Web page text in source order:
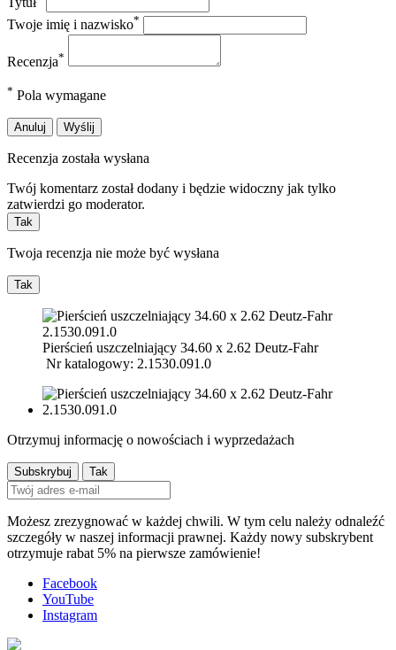
Twoje imię i nazwisko*
Recenzja*
* Pola wymagane
Anuluj Wyślij
Recenzja została wysłana
Twój komentarz został dodany i będzie widoczny jak tylko
zatwierdzi go moderator.
Tak
Twoja recenzja nie może być wysłana
Tak
Pierścień uszczelniający 34.60 x 2.62 Deutz-Fahr
Nr katalogowy: 2.1530.091.0
Otrzymuj informację o nowościach i wyprzedażach
Możesz zrezygnować w każdej chwili. W tym celu należy odnaleźć
szczegóły w naszej informacji prawnej. Każdy nowy subskrybent
otrzymuje rabat 5% na pierwsze zamówienie!
Facebook
YouTube
Instagram